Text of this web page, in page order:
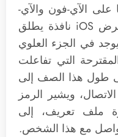
الآي-فون والآي-
باد باستخدام زر المشاركة، يعرض iOS نافذة يطلق
في الجزء العلوي
التي تفاعلت
طول هذا الصف إلى
ويشير الرمز
ملف تعريف، إلى
مع هذا الشخص.